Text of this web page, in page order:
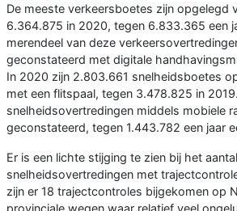
De meeste verkeersboetes zijn opgelegd
6.364.875 in 2020, tegen 6.833.365 een
merendeel van deze
geconstateerd met digitale
In 2020 zijn 2.803.661 snelheidsboetes
met een flitspaal, tegen 3.478.825 in
snelheidsovertredingen middels mobiele
geconstateerd, tegen 1.443.782 een jaar
Er is een lichte stijging te zien bij het
snelheidsovertredingen met
zijn er 18 trajectcontroles bijgekomen op
provinciale wegen waar relatief veel